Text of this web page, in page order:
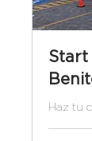
Start
Haz tu